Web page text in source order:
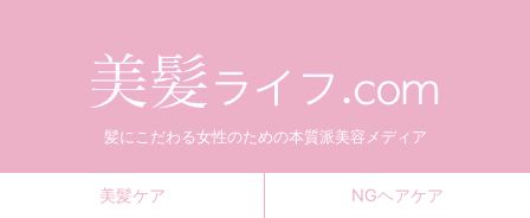
髪にこだわる女性のための本質派美容メディア
美髪ケア NGヘアケア